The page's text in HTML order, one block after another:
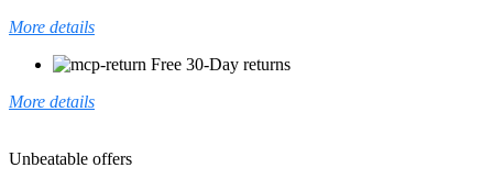
More details
Free 30-Day returns
More details
Unbeatable offers